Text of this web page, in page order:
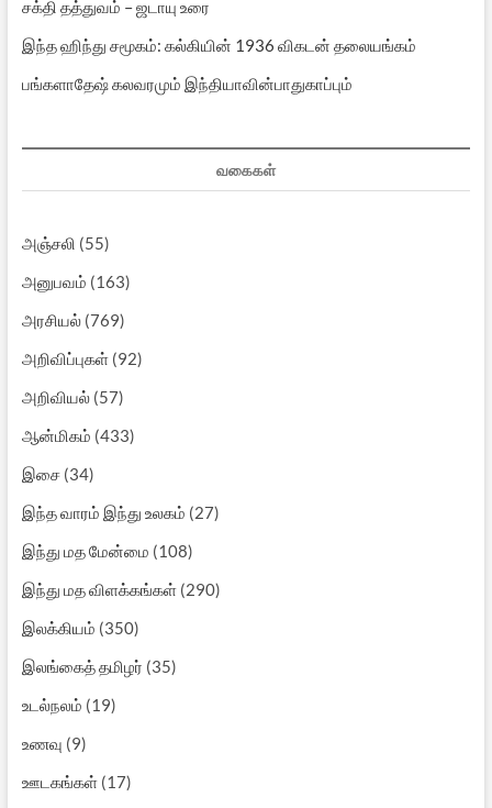
சக்தி தத்துவம் – ஜடாயு உரை
இந்த ஹிந்து சமூகம்: கல்கியின் 1936 விகடன் தலையங்கம்
பங்களாதேஷ் கலவரமும் இந்தியாவின்பாதுகாப்பும்
வகைகள்
அஞ்சலி (55)
அனுபவம் (163)
அரசியல்(769)
அறிவிப்புகள்(92)
அறிவியல்(57)
ஆன்மிகம் (433)
இசை(34)
இந்த வாரம் இந்து உலகம் (27)
இந்து மத மேன்மை (108)
இந்து மத விளக்கங்கள்(290)
இலக்கியம் (350)
இலங்கைத் தமிழர் (35)
உடல்நலம் (19)
உணவு (9)
ஊடகங்கள்(17)